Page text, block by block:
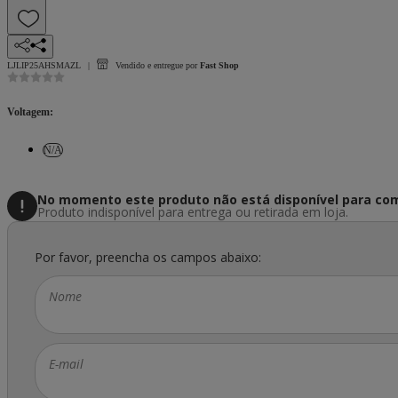
LJLIP25AHSMAZL Vendido e entregue por Fast Shop
Voltagem:
N/A
No momento este produto não está disponível para
Produto indisponível para entrega ou retirada em loja.
Por favor, preencha os campos abaixo:
Nome
E-mail